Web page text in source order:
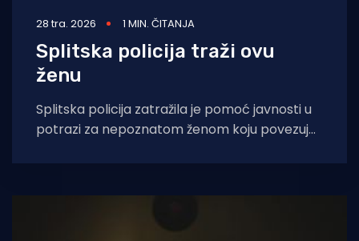
28 tra. 2026 1 MIN. ČITANJA
Splitska policija traži ovu
ženu
Splitska policija zatražila je pomoć javnosti u
potrazi za nepoznatom ženom koju povezuje
Kaznena